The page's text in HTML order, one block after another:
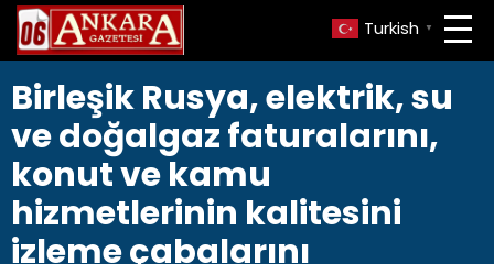
Turkish ▼
Birleşik Rusya, elektrik, su
ve doğalgaz faturalarını,
konut ve kamu
hizmetlerinin kalitesini
izleme çabalarını